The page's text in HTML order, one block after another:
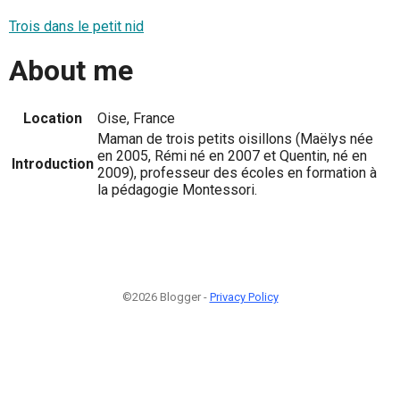
Trois dans le petit nid
About me
Location Oise, France
Introduction
Maman de trois petits oisillons (Maëlys née
en 2005, Rémi né en 2007 et Quentin, né en
2009), professeur des écoles en formation à
la pédagogie Montessori.
©2026 Blogger - Privacy Policy